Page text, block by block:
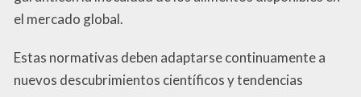
el mercado global.
Estas normativas deben adaptarse continuamente a
nuevos descubrimientos científicos y tendencias